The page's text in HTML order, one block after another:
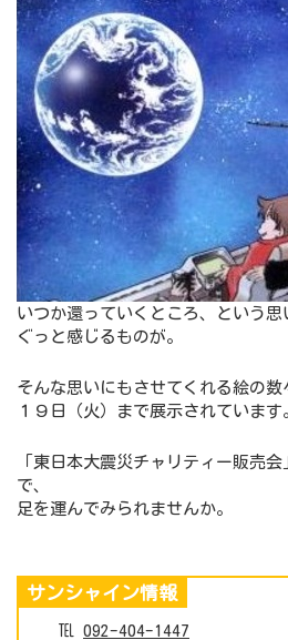
いつか還っていくところ、という思
ぐっと感じるものが。
そんな思いにもさせてくれる絵の数
１９日（火）まで展示されています
「東日本大震災チャリティー販売
で、
足を運んでみられませんか。
サンシャイン情報
℡ 092-404-1447